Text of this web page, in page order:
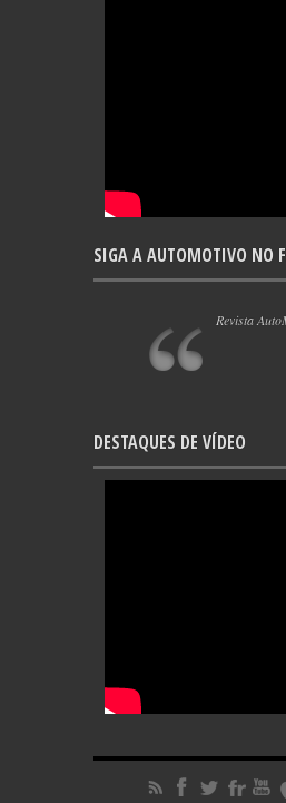
SIGA A AUTOMOTIVO NO
Revista
DESTAQUES DE VÍDEO